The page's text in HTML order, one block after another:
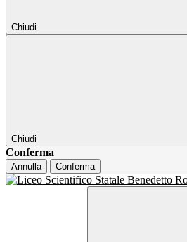
Chiudi
Chiudi
Conferma
Annulla Conferma